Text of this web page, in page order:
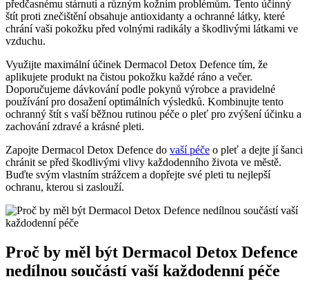
předčasnému stárnutí a různým kožním problémům. Tento účinný
štít proti znečištění obsahuje antioxidanty a ochranné látky, které
chrání vaši pokožku před volnými radikály a škodlivými látkami ve
vzduchu.
Využijte maximální účinek Dermacol Detox Defence tím, že
aplikujete produkt na čistou pokožku každé ráno a večer.
Doporučujeme dávkování podle pokynů výrobce a pravidelné
používání pro dosažení optimálních výsledků. Kombinujte tento
ochranný štít s vaší běžnou rutinou péče o pleť pro zvýšení účinku a
zachování zdravé a krásné pleti.
Zapojte Dermacol Detox Defence do vaší péče o pleť a dejte jí šanci
chránit se před škodlivými vlivy každodenního života ve městě.
Buďte svým vlastním strážcem a dopřejte své pleti tu nejlepší
ochranu, kterou si zaslouží.
Proč by měl být Dermacol Detox Defence
nedílnou součástí vaší každodenní péče